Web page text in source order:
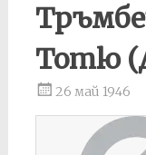
Тотю
26 май 1946